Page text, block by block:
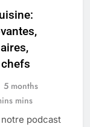
5 months
mins
podcast